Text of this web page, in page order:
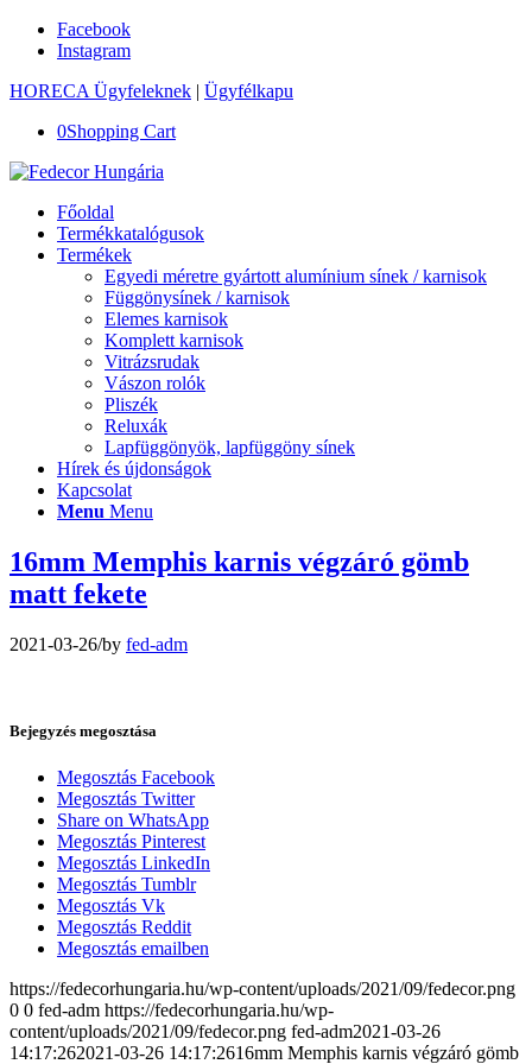
Facebook
Instagram
HORECA Ügyfeleknek | Ügyfélkapu
0Shopping Cart
Főoldal
Termékkatalógusok
Termékek
Egyedi méretre gyártott alumínium sínek / karnisok
Függönysínek / karnisok
Elemes karnisok
Komplett karnisok
Vitrázsrudak
Vászon rolók
Pliszék
Reluxák
Lapfüggönyök, lapfüggöny sínek
Hírek és újdonságok
Kapcsolat
Menu Menu
16mm Memphis karnis végzáró gömb
matt fekete
2021-03-26/by fed-adm
Bejegyzés megosztása
Megosztás Facebook
Megosztás Twitter
Share on WhatsApp
Megosztás Pinterest
Megosztás LinkedIn
Megosztás Tumblr
Megosztás Vk
Megosztás Reddit
Megosztás emailben
https://fedecorhungaria.hu/wp-content/uploads/2021/09/fedecor.png
0 0 fed-adm https://fedecorhungaria.hu/wp-
content/uploads/2021/09/fedecor.png fed-adm2021-03-26
14:17:262021-03-26 14:17:2616mm Memphis karnis végzáró gömb